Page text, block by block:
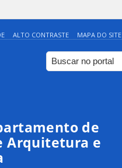
Simplifique!
Comunica BR
Participe
Canais
ALTO CONTRASTE MAPA DO SITE
de
Arquitetura e